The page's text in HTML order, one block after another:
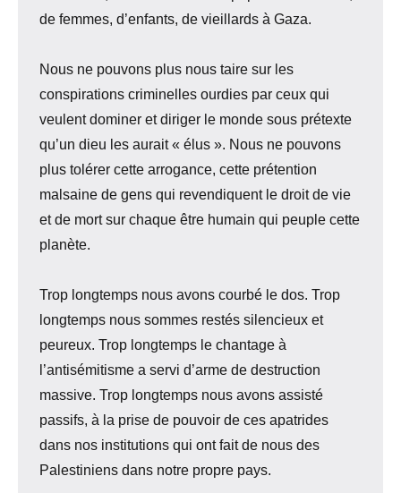
de femmes, d’enfants, de vieillards à Gaza.
Nous ne pouvons plus nous taire sur les
conspirations criminelles ourdies par ceux qui
veulent dominer et diriger le monde sous prétexte
qu’un dieu les aurait « élus ». Nous ne pouvons
plus tolérer cette arrogance, cette prétention
malsaine de gens qui revendiquent le droit de vie
et de mort sur chaque être humain qui peuple cette
planète.
Trop longtemps nous avons courbé le dos. Trop
longtemps nous sommes restés silencieux et
peureux. Trop longtemps le chantage à
l’antisémitisme a servi d’arme de destruction
massive. Trop longtemps nous avons assisté
passifs, à la prise de pouvoir de ces apatrides
dans nos institutions qui ont fait de nous des
Palestiniens dans notre propre pays.